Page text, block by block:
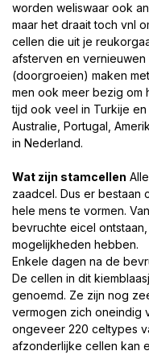
worden weliswaar ook
maar het draait toch vnl
cellen die uit je
afsterven en
(doorgroeien) maken
men ook meer bezig om
tijd ook veel in Turkije en
Australie, Portugal,
in Nederland.
Wat zijn stamcellen
zaadcel. Dus er
hele mens te vormen.
bevruchte eicel
mogelijkheden hebben.
Enkele dagen na de
De cellen in dit
genoemd. Ze zijn nog
vermogen zich oneindig
ongeveer 220 celtypes
afzonderlijke cellen kan